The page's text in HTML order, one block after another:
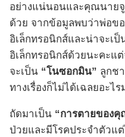
อย่างแน่นอนและคุณนาย
ด้วย จากข้อมูลพบว่าพ่อข
อิเล็กทรอนิกส์และน่าจะเ
อิเล็กทรอนิกส์ด้วยนะคะแ
จะเป็น “โนซอกมิน” ลูกช
ทางเรื่องก็ไม่ได้เฉลยอะไร
ถัดมาเป็น “การตายของ
ป่วยและมีโรคประจำตัวแ